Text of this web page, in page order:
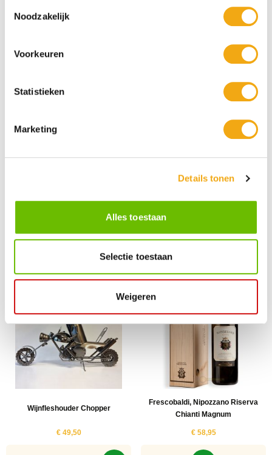
Noodzakelijk
Voorkeuren
Statistieken
Marketing
Details tonen
Alles toestaan
Selectie toestaan
Weigeren
€ 32,95
1st
1st
Wijnfleshouder Chopper
€ 49,50
Frescobaldi, Nipozzano Riserva
Chianti Magnum
€ 58,95